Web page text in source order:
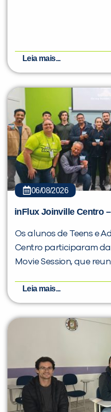
Leia mais...
06/08/2026
inFlux Joinville Centro
Os alunos de Teens e
Centro participaram
Movie Session, que
Leia mais...